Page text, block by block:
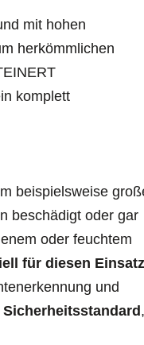
mit hohen
herkömmlichen
komplett
beispielsweise
beschädigt oder gar
oder feuchtem
für diesen Einsatz
und
,